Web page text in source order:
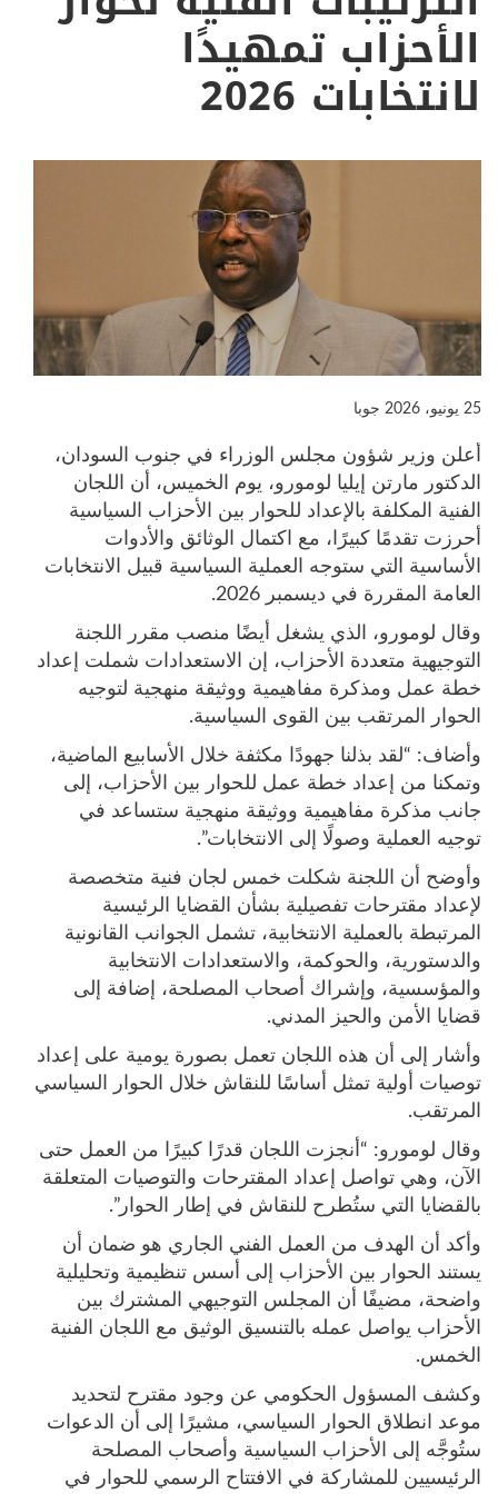
الأحزاب تمهيدًا
لانتخابات 2026
25 يونيو، 2026 جوبا
أعلن وزير شؤون مجلس الوزراء في جنوب السودان،
الدكتور مارتن إيليا لومورو، يوم الخميس، أن اللجان
الفنية المكلفة بالإعداد للحوار بين الأحزاب السياسية
أحرزت تقدمًا كبيرًا، مع اكتمال الوثائق والأدوات
الأساسية التي ستوجه العملية السياسية قبيل الانتخابات
العامة المقررة في ديسمبر 2026.
وقال لومورو، الذي يشغل أيضًا منصب مقرر اللجنة
التوجيهية متعددة الأحزاب، إن الاستعدادات شملت إعداد
خطة عمل ومذكرة مفاهيمية ووثيقة منهجية لتوجيه
الحوار المرتقب بين القوى السياسية.
وأضاف: “لقد بذلنا جهودًا مكثفة خلال الأسابيع الماضية،
وتمكنا من إعداد خطة عمل للحوار بين الأحزاب، إلى
جانب مذكرة مفاهيمية ووثيقة منهجية ستساعد في
توجيه العملية وصولًا إلى الانتخابات”.
وأوضح أن اللجنة شكلت خمس لجان فنية متخصصة
لإعداد مقترحات تفصيلية بشأن القضايا الرئيسية
المرتبطة بالعملية الانتخابية، تشمل الجوانب القانونية
والدستورية، والحوكمة، والاستعدادات الانتخابية
والمؤسسية، وإشراك أصحاب المصلحة، إضافة إلى
قضايا الأمن والحيز المدني.
وأشار إلى أن هذه اللجان تعمل بصورة يومية على إعداد
توصيات أولية تمثل أساسًا للنقاش خلال الحوار السياسي
المرتقب.
وقال لومورو: “أنجزت اللجان قدرًا كبيرًا من العمل حتى
الآن، وهي تواصل إعداد المقترحات والتوصيات المتعلقة
بالقضايا التي ستُطرح للنقاش في إطار الحوار”.
وأكد أن الهدف من العمل الفني الجاري هو ضمان أن
يستند الحوار بين الأحزاب إلى أسس تنظيمية وتحليلية
واضحة، مضيفًا أن المجلس التوجيهي المشترك بين
الأحزاب يواصل عمله بالتنسيق الوثيق مع اللجان الفنية
الخمس.
وكشف المسؤول الحكومي عن وجود مقترح لتحديد
موعد انطلاق الحوار السياسي، مشيرًا إلى أن الدعوات
ستُوجَّه إلى الأحزاب السياسية وأصحاب المصلحة
الرئيسيين للمشاركة في الافتتاح الرسمي للحوار في